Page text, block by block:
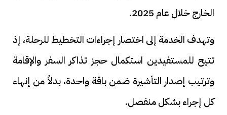
الخارج خلال عام 2025.
وتهدف الخدمة إلى اختصار إجراءات التخطيط للرحلة، إذ
تتيح للمستفيدين استكمال حجز تذاكر السفر والإقامة
وترتيب إصدار التأشيرة ضمن باقة واحدة، بدلاً من إنهاء
كل إجراء بشكل منفصل.